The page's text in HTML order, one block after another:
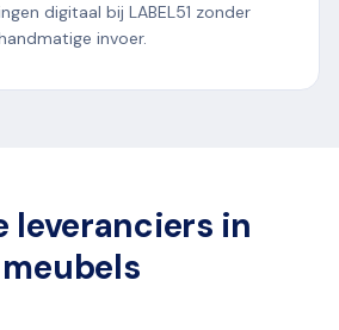
digitaal bij LABEL51 zonder
invoer.
leveranciers in
meubels